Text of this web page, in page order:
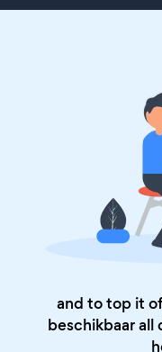
and to top it
beschikbaar all